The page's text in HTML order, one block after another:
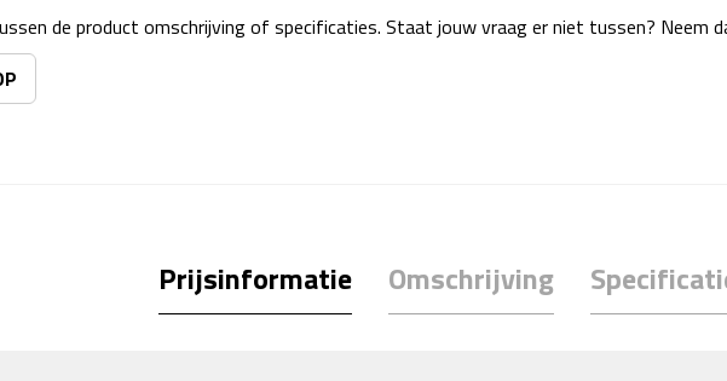
de product omschrijving of specificaties. Staat jouw vraag er niet tussen? Neem
Prijsinformatie Omschrijving